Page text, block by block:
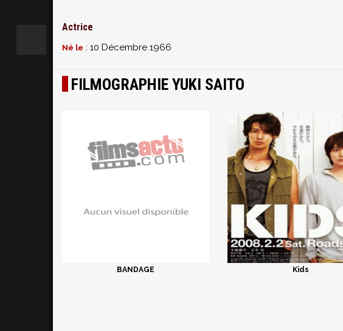
Actrice
Né le : 10 Décembre 1966
FILMOGRAPHIE YUKI SAITO
BANDAGE Kids